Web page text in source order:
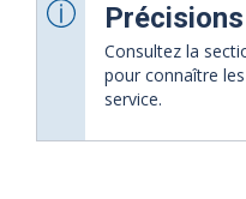
Consultez la
pour connaître
service.